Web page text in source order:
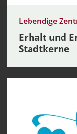
Lebendige
Erhalt und
Stadtkerne